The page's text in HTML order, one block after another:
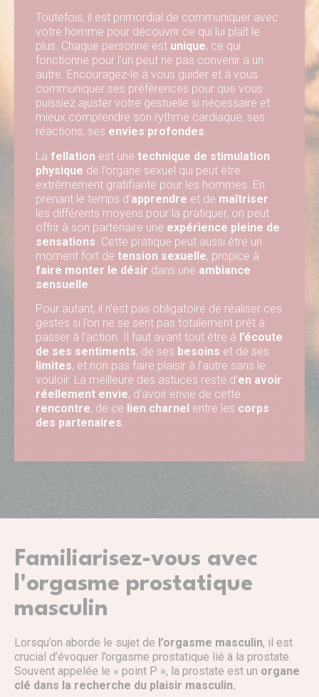
Toutefois, il est primordial de communiquer avec
votre homme pour découvrir ce qui lui plaît le
plus. Chaque personne est unique, ce qui
fonctionne pour l’un peut ne pas convenir à un
autre. Encouragez-le à vous guider et à vous
communiquer ses préférences pour que vous
puissiez ajuster votre gestuelle si nécessaire et
mieux comprendre son rythme cardiaque, ses
réactions, ses envies profondes.
La fellation est une technique de stimulation
physique de l’organe sexuel qui peut être
extrêmement gratifiante pour les hommes. En
prenant le temps d’apprendre et de maîtriser
les différents moyens pour la pratiquer, on peut
offrir à son partenaire une expérience pleine de
sensations . Cette pratique peut aussi être un
moment fort de tension sexuelle, propice à
faire monter le désir dans une ambiance
sensuelle
Pour autant, il n’est pas obligatoire de réaliser ces
gestes si l’on ne se sent pas totalement prêt à
passer à l’action. Il faut avant tout être à l’écoute
de ses sentiments, de ses besoins et de ses
limites, et non pas faire plaisir à l’autre sans le
vouloir. La meilleure des astuces reste d’en avoir
réellement envie, d’avoir envie de cette
rencontre, de ce lien charnel entre les corps
des partenaires.
Familiarisez-vous avec
l'orgasme prostatique
masculin
Lorsqu’on aborde le sujet de l’orgasme masculin, il est
crucial d’évoquer l’orgasme prostatique lié à la prostate.
Souvent appelée le « point P », la prostate est un organe
clé dans la recherche du plaisir masculin.